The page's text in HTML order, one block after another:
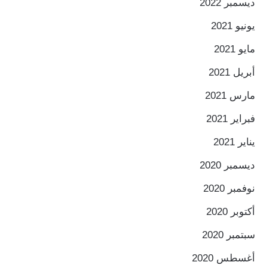
ديسمبر 2022
يونيو 2021
مايو 2021
أبريل 2021
مارس 2021
فبراير 2021
يناير 2021
ديسمبر 2020
نوفمبر 2020
أكتوبر 2020
سبتمبر 2020
أغسطس 2020